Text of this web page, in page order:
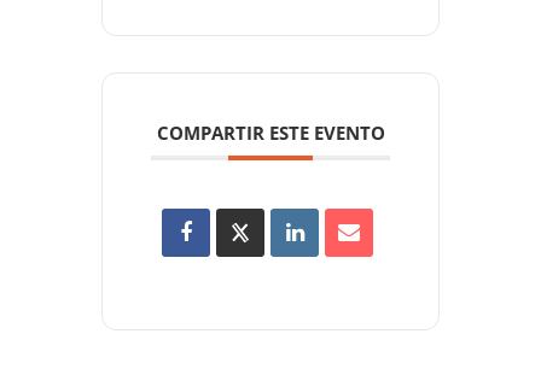
COMPARTIR ESTE EVENTO